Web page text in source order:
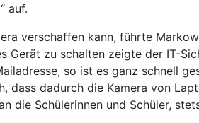
auf.
verschaffen kann, führte
zu schalten zeigte der IT-
so ist es ganz schnell
dadurch die Kamera von
Schülerinnen und Schüler,